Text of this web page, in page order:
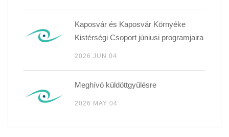
Kaposvár és Kaposvár Környéke
Kistérségi Csoport júniusi programjaira
2026 JUN 04
Meghívó küldöttgyűlésre
2026 MAY 04